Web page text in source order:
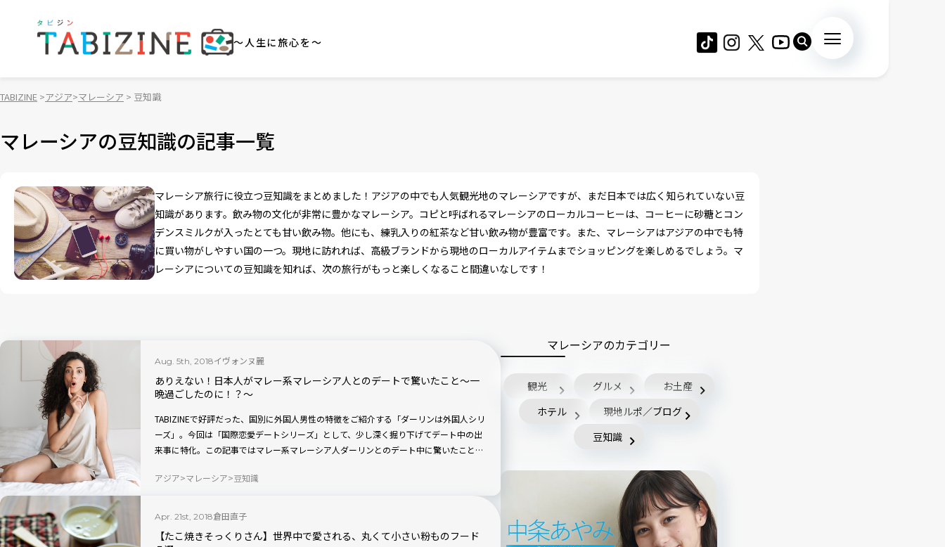
～人生に旅心を～
TABIZINE アジア マレーシア 豆知識
マレーシアの豆知識の記事一覧
マレーシア旅行に役立つ豆知識をまとめました！アジアの中でも人気観光地のマレーシアですが、まだ日本では広く知られていない豆
知識があります。飲み物の文化が非常に豊かなマレーシア。コピと呼ばれるマレーシアのローカルコーヒーは、コーヒーに砂糖とコン
デンスミルクが入ったとても甘い飲み物。他にも、練乳入りの紅茶など甘い飲み物が豊富です。また、マレーシアはアジアの中でも特
に買い物がしやすい国の一つ。現地に訪れれば、高級ブランドから現地のローカルアイテムまでショッピングを楽しめるでしょう。マ
レーシアについての豆知識を知れば、次の旅行がもっと楽しくなること間違いなしです！
Aug. 5th, 2018イヴォンヌ麗
ありえない！日本人がマレー系マレーシア人とのデートで驚いたこと〜一
晩過ごしたのに！？〜
TABIZINEで好評だった、国別に外国人男性の特徴をご紹介する「ダーリンは外国人シリ
ーズ」。今回は「国際恋愛デートシリーズ」として、少し深く掘り下げてデート中の出
来事に特化。この記事ではマレー系マレーシア人ダーリンとのデート中に驚いたことを
アジア マレーシア 豆知識
Apr. 21st, 2018倉田直子
【たこ焼きそっくりさん】世界中で愛される、丸くて小さい粉ものフード
マレーシアのカテゴリー
観光 グルメ
お土産
ホテル
現地ルポ／ブログ
豆知識